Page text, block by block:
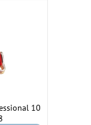
10